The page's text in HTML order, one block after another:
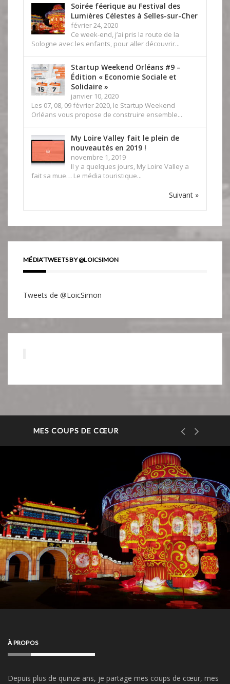
Soirée féerique au Festival des
Lumières Célestes à Selles-sur-Cher
février 24, 2020
Ce week-end, j’ai pris la route de la
Sologne avec les enfants, pour aller découvrir...
Startup Weekend Orléans #9 –
Édition « Economie Sociale et
Solidaire »
janvier 10, 2020
Les 07, 08, 09 février 2020, le Startup Weekend
Orléans vous propose de construire ensemble...
My Loire Valley fait le plein de
nouveautés en 2019 !
novembre 1, 2019
Il y a quelques jours, My Loire Valley a
fait sa mue… Le média touristique...
Suivant »
MÉDIA’TWEETS BY @LOICSIMON
Tweets de @LoicSimon
MES COUPS DE CŒUR
À PROPOS
Depuis plus de quinze ans, je partage mes coups de cœur, mes